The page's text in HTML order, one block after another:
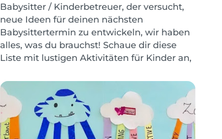
Babysitter / Kinderbetreuer, der versucht,
neue Ideen für deinen nächsten
Babysittertermin zu entwickeln, wir haben
alles, was du brauchst! Schaue dir diese
Liste mit lustigen Aktivitäten für Kinder an,
endlos.